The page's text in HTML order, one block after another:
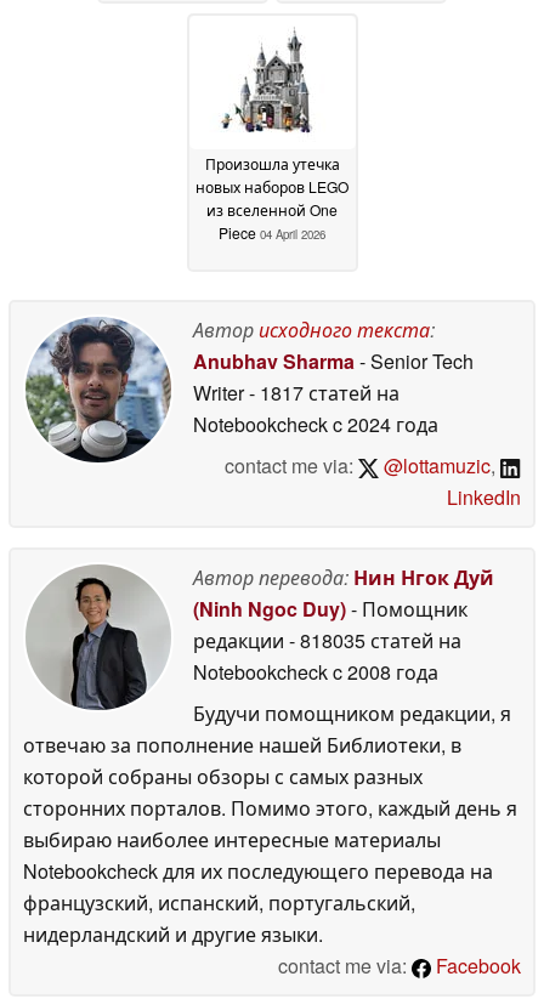
Произошла утечка
новых наборов LEGO
из вселенной One
Piece 04 April 2026
Авторисходного текста:
Anubhav Sharma- Senior Tech
Writer- 1817 статей на
Notebookcheckc 2024 года
contact me via:
@lottamuzic,
LinkedIn
Автор перевода: Нин Нгок Дуй
(Ninh Ngoc Duy)- Помощник
редакции - 818035 статей на
Notebookcheckc 2008 года
Будучи помощником редакции, я
отвечаю за пополнение нашей Библиотеки, в
которой собраны обзоры с самых разных
сторонних порталов. Помимо этого, каждый день я
выбираю наиболее интересные материалы
Notebookcheck для их последующего перевода на
французский, испанский, португальский,
нидерландский и другие языки.
contact me via:
Facebook